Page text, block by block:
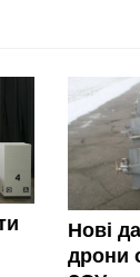
Нові
дрони